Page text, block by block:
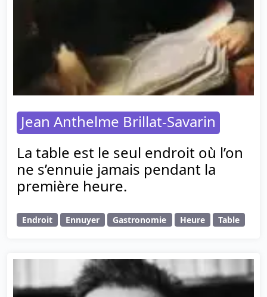
Jean Anthelme Brillat-Savarin
La table est le seul endroit où l’on
ne s’ennuie jamais pendant la
première heure.
Endroit Ennuyer Gastronomie Heure Table